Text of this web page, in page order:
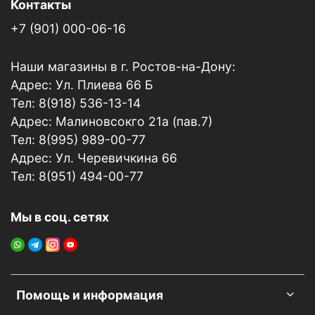
Помощь и информация
Контакты
+7 (901) 000-06-16
Наши магазины в г. Ростов-на-Дону:
Адрес: Ул. Плиева 66 Б
Тел: 8(918) 536-13-14
Адрес: Малиновсокго 21а (пав.7)
Тел: 8(995) 989-00-77
Адрес: Ул. Черевичкина 66
Тел: 8(951) 494-00-77
Мы в соц. сетях